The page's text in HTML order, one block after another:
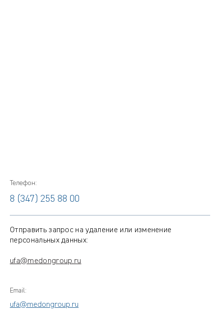
Телефон:
8 (347) 255 88 00
Отправить запрос на удаление или изменение
персональных данных:
ufa@medongroup.ru
Email:
ufa@medongroup.ru